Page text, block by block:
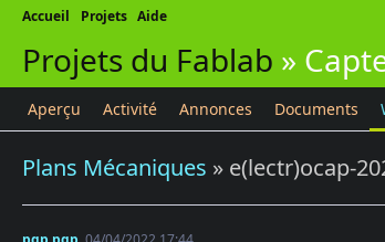
Accueil Projets Aide
Projets du Fablab »
Aperçu Activité Annonces Documents
Plans Mécaniques » e(lectr)ocap-